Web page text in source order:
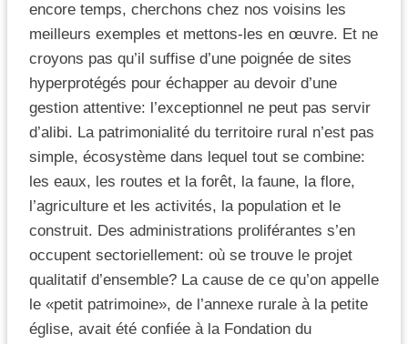
encore temps, cherchons chez nos voisins les
meilleurs exemples et mettons-les en œuvre. Et ne
croyons pas qu’il suffise d’une poignée de sites
hyperprotégés pour échapper au devoir d’une
gestion attentive: l’exceptionnel ne peut pas servir
d’alibi. La patrimonialité du territoire rural n’est pas
simple, écosystème dans lequel tout se combine:
les eaux, les routes et la forêt, la faune, la flore,
l’agriculture et les activités, la population et le
construit. Des administrations proliférantes s’en
occupent sectoriellement: où se trouve le projet
qualitatif d’ensemble? La cause de ce qu’on appelle
le «petit patrimoine», de l’annexe rurale à la petite
église, avait été confiée à la Fondation du